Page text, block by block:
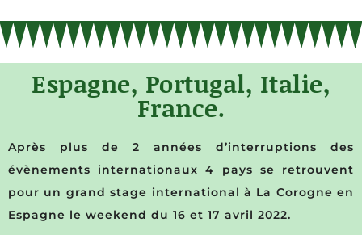
Espagne, Portugal, Italie,
France.
Après plus de 2 années d’interruptions des
évènements internationaux 4 pays se retrouvent
pour un grand stage international à La Corogne en
Espagne le weekend du 16 et 17 avril 2022.